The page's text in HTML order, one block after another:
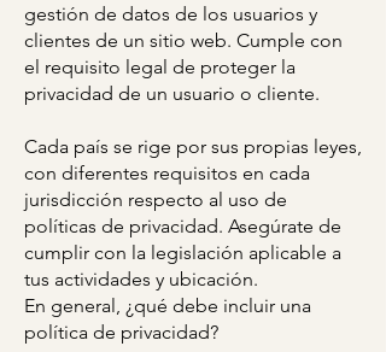
gestión de datos de los usuarios y
clientes de un sitio web. Cumple con
el requisito legal de proteger la
privacidad de un usuario o cliente.
Cada país se rige por sus propias leyes,
con diferentes requisitos en cada
jurisdicción respecto al uso de
políticas de privacidad. Asegúrate de
cumplir con la legislación aplicable a
tus actividades y ubicación.
En general, ¿qué debe incluir una
política de privacidad?